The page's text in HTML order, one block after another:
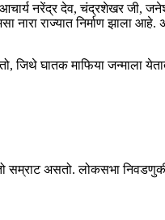
नरेंद्र देव, चंद्रशेखर जी,
राज्यात निर्माण झाला आहे.
जिथे घातक माफिया जन्माला
सम्राट असतो. लोकसभा